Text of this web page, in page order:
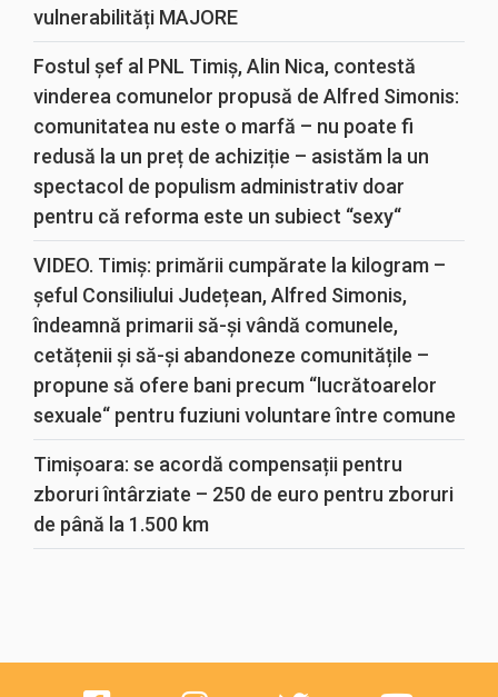
vulnerabilități MAJORE
Fostul șef al PNL Timiș, Alin Nica, contestă
vinderea comunelor propusă de Alfred Simonis:
comunitatea nu este o marfă – nu poate fi
redusă la un preț de achiziție – asistăm la un
spectacol de populism administrativ doar
pentru că reforma este un subiect “sexy“
VIDEO. Timiș: primării cumpărate la kilogram –
șeful Consiliului Județean, Alfred Simonis,
îndeamnă primarii să-și vândă comunele,
cetățenii și să-și abandoneze comunitățile –
propune să ofere bani precum “lucrătoarelor
sexuale“ pentru fuziuni voluntare între comune
Timișoara: se acordă compensații pentru
zboruri întârziate – 250 de euro pentru zboruri
de până la 1.500 km